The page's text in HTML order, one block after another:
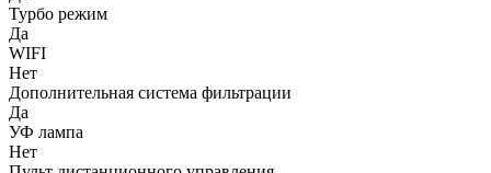
Турбо режим
Да
WIFI
Нет
Дополнительная система фильтрации
Да
УФ лампа
Нет